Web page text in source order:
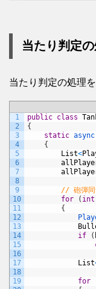
当たり判定
当たり判定の処理を
1
2
3
4
5
6
7
8
9
10
11
12
13
14
15
16
17
18
19
public class
{
static async
{
List<
// 砲弾同
for
( int
{
if
(
List
for